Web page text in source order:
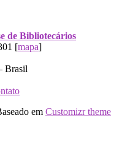
de Bibliotecários
[mapa]
Brasil
em Customizr theme